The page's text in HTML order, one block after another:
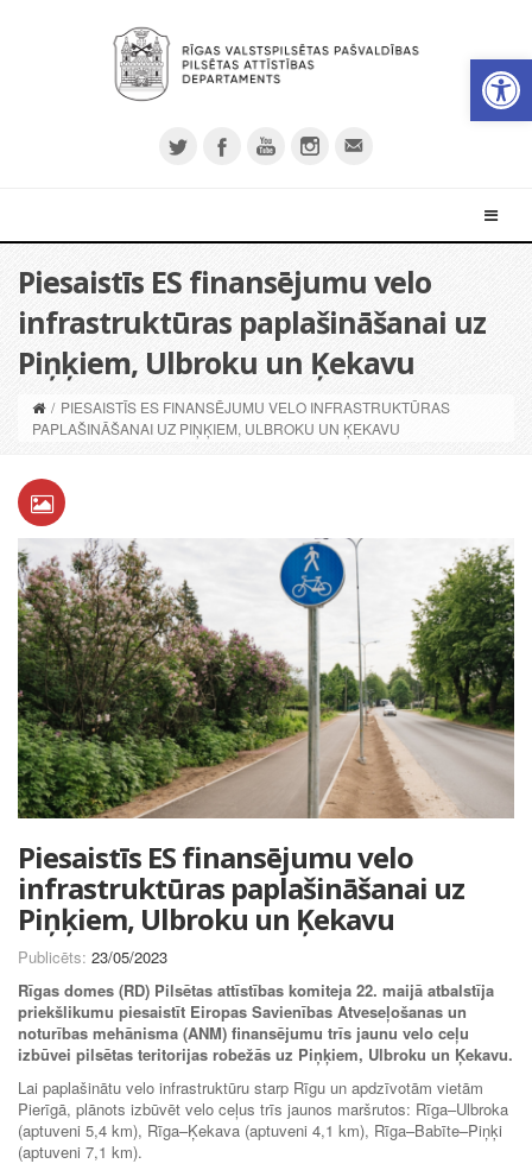
Piesaistīs ES finansējumu velo
infrastruktūras paplašināšanai uz
Piņķiem, Ulbroku un Ķekavu
/ PIESAISTĪS ES FINANSĒJUMU VELO INFRASTRUKTŪRAS
PAPLAŠINĀŠANAI UZ PIŅĶIEM, ULBROKU UN ĶEKAVU
Piesaistīs ES finansējumu velo
infrastruktūras paplašināšanai uz
Piņķiem, Ulbroku un Ķekavu
Publicēts: 23/05/2023
Rīgas domes (RD) Pilsētas attīstības komiteja 22. maijā atbalstīja
priekšlikumu piesaistīt Eiropas Savienības Atveseļošanas un
noturības mehānisma (ANM) finansējumu trīs jaunu velo ceļu
izbūvei pilsētas teritorijas robežās uz Piņķiem, Ulbroku un Ķekavu.
Lai paplašinātu velo infrastruktūru starp Rīgu un apdzīvotām vietām
Pierīgā, plānots izbūvēt velo ceļus trīs jaunos maršrutos: Rīga–Ulbroka
(aptuveni 5,4 km), Rīga–Ķekava (aptuveni 4,1 km), Rīga–Babīte–Piņķi
(aptuveni 7,1 km).